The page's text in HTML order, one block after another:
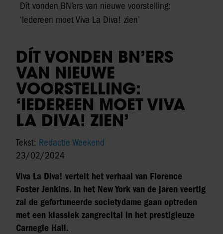
Dít vonden BN’ers van nieuwe voorstelling:
‘Iedereen moet Viva La Diva! zien’
DÍT VONDEN BN’ERS
VAN NIEUWE
VOORSTELLING:
‘IEDEREEN MOET VIVA
LA DIVA! ZIEN’
Tekst: Redactie Weekend
23/02/2024
Viva La Diva! vertelt het verhaal van Florence
Foster Jenkins. In het New York van de jaren veertig
zal de gefortuneerde societydame gaan optreden
met een klassiek zangrecital in het prestigieuze
Carnegie Hall.